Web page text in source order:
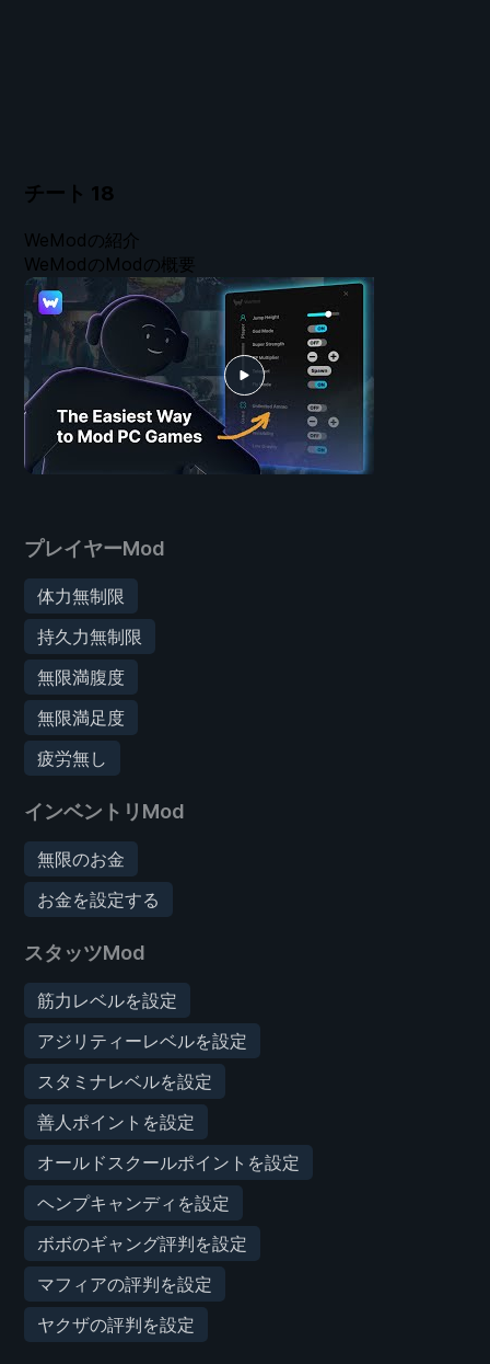
チート 18
プレイヤーMod
体力無制限
持久力無制限
無限満腹度
無限満足度
疲労無し
インベントリMod
無限のお金
お金を設定する
スタッツMod
筋力レベルを設定
アジリティーレベルを設定
スタミナレベルを設定
善人ポイントを設定
オールドスクールポイントを設定
ヘンプキャンディを設定
ボボのギャング評判を設定
マフィアの評判を設定
ヤクザの評判を設定
WeModの紹介
WeModのModの概要